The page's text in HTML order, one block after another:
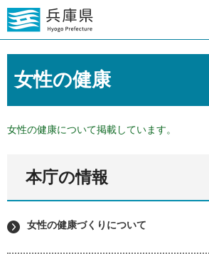
女性の健康
女性の健康について掲載しています。
本庁の情報
女性の健康づくりについて